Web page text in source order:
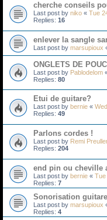
cherche conseils
Last post by niko « Tue
Replies: 16
enlever la sangle
Last post by marsupioux
ONGLETS DE
Last post by Pablodelom
Replies: 80
Etui de guitare?
Last post by bernie «
Replies: 49
Parlons cordes !
Last post by Remi
Replies: 204
end pin ou cheville
Last post by bernie « Tue
Replies: 7
Sonorisation
Last post by marsupioux
Replies: 4